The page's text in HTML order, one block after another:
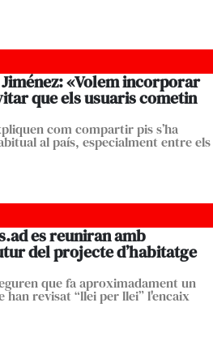
«Volem incorporar
que els usuaris cometin
com compartir pis s’ha
al país, especialment entre els
es reuniran amb
del projecte d’habitatge
que fa aproximadament un
revisat “llei per llei” l'encaix